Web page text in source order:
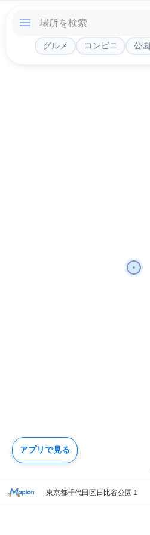
グルメ コンビニ 公園
東京都千代田区日比谷公園１
アプリで見る